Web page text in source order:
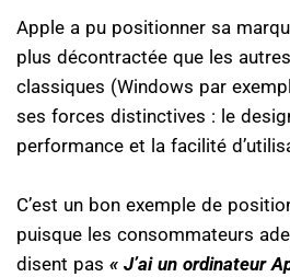
Apple a pu positionner sa
plus décontractée que les
classiques (Windows par
ses forces distinctives : le
performance et la facilité
C’est un bon exemple de
puisque les consommateurs
disent pas « J’ai un ordinateur